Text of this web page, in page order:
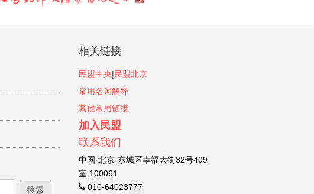
相关链接
民盟中央|民盟北京
常用名词解释
其他常用链接
加入民盟
联系我们
中国·北京·东城区幸福大街32号409
室 100061
010-64023777